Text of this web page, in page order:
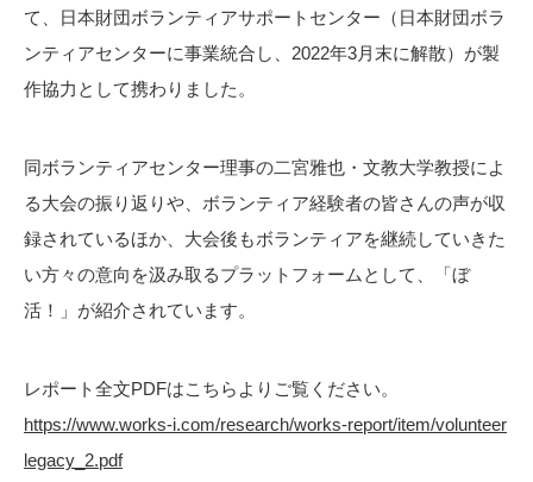
て、日本財団ボランティアサポートセンター（日本財団ボラ
ンティアセンターに事業統合し、2022年3月末に解散）が製
作協力として携わりました。
同ボランティアセンター理事の二宮雅也・文教大学教授によ
る大会の振り返りや、ボランティア経験者の皆さんの声が収
録されているほか、大会後もボランティアを継続していきた
い方々の意向を汲み取るプラットフォームとして、「ぼ
活！」が紹介されています。
レポート全文PDFはこちらよりご覧ください。
https://www.works-i.com/research/works-report/item/volunteer
legacy_2.pdf